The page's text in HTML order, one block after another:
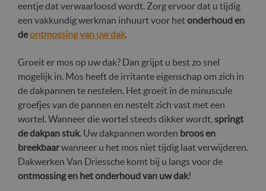
eentje dat verwaarloosd wordt. Zorg ervoor dat u tijdig
een vakkundig werkman inhuurt voor hetonderhoud en
deontmossing van uw dak.
Groeit er mos op uw dak? Dan grijpt u best zo snel
mogelijk in. Mos heeft de irritante eigenschap om zich in
de dakpannen te nestelen. Het groeit in de minuscule
groefjes van de pannen en nestelt zich vast met een
wortel. Wanneer die wortel steeds dikker wordt, springt
de dakpan stuk. Uw dakpannen worden broos en
breekbaarwanneer u het mos niet tijdig laat verwijderen.
Dakwerken Van Driessche komt bij u langs voor de
ontmossing en het onderhoud van uw dak!